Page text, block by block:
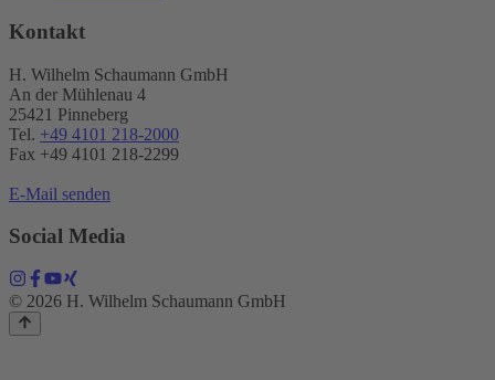
Kontakt
H. Wilhelm Schaumann GmbH
An der Mühlenau 4
25421 Pinneberg
Tel. +49 4101 218-2000
Fax +49 4101 218​-2299
E-Mail senden
Social Media
© 2026 H. Wilhelm Schaumann GmbH